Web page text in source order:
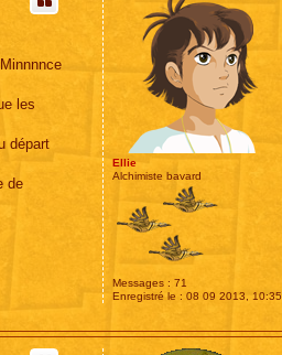
Ellie
Alchimiste bavard
Messages : 71
Enregistré le : 08 09 2013, 10:35
les
départ
de